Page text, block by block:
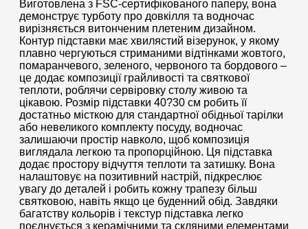
Виготовлена з FSC-сертифікованого паперу, вона
демонструє турботу про довкілля та водночас
вирізняється витонченим плетеним дизайном.
Контур підставки має хвилястий візерунок, у якому
плавно чергуються стриманими відтінками жовтого,
помаранчевого, зеленого, червоного та бордового –
це додає композиції грайливості та святкової
теплоти, роблячи сервіровку столу живою та
цікавою. Розмір підставки 40?30 см робить її
достатньо місткою для стандартної обідньої тарілки
або невеликого комплекту посуду, водночас
залишаючи простір навколо, щоб композиція
виглядала легкою та пропорційною. Ця підставка
додає простору відчуття теплоти та затишку. Вона
налаштовує на позитивний настрій, підкреслює
увагу до деталей і робить кожну трапезу більш
святковою, навіть якщо це буденний обід. Завдяки
багатству кольорів і текстур підставка легко
поєднується з керамічними та скляними елементами